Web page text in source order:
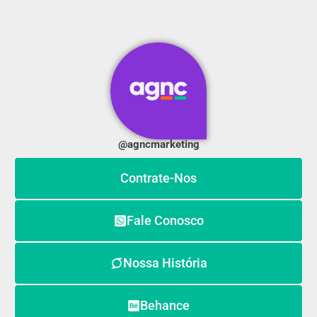
@agncmarketing
Contrate-Nos
Fale Conosco
Nossa História
Behance